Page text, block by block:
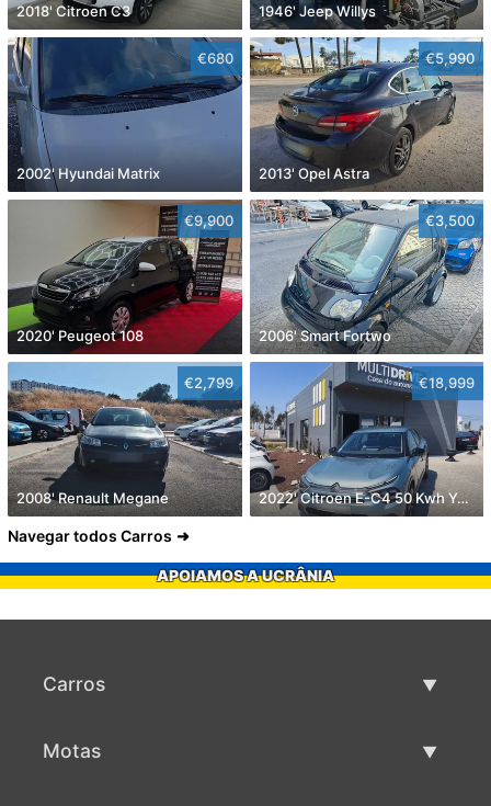
2018' Citroen C3 1946' Jeep Willys
€680
2002' Hyundai Matrix
€5,990
2013' Opel Astra
€9,900
2020' Peugeot 108
€3,500
2006' Smart Fortwo
€2,799
2008' Renault Megane
€18,999
2022' Citroen E-C4 50 Kwh You!
Navegar todos Carros
APOIAMOS A UCRÂNIA
Carros
Motas